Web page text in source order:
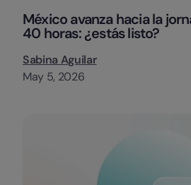
México avanza hacia la
40 horas: ¿estás listo?
Sabina Aguilar
May 5, 2026